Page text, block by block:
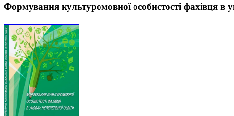
Формування культуромовної особистості фахівця в